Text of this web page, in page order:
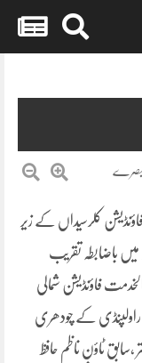
کلرسیداں کے زیر
میں باضابطہ تقریب
فاؤنڈیشن شمالی
راولپنڈی کے چودھری
،سابق ٹاؤن ناظم حافظ